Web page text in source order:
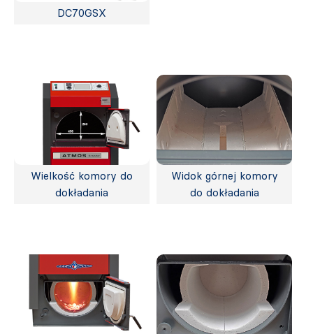
DC70GSX
Wielkość komory do
dokładania
Widok górnej komory
do dokładania